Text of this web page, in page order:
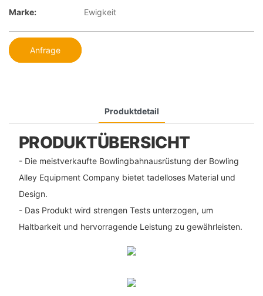
Marke:
Ewigkeit
Anfrage
Produktdetail
PRODUKTÜBERSICHT
- Die meistverkaufte Bowlingbahnausrüstung der Bowling
Alley Equipment Company bietet tadelloses Material und
Design.
- Das Produkt wird strengen Tests unterzogen, um
Haltbarkeit und hervorragende Leistung zu gewährleisten.